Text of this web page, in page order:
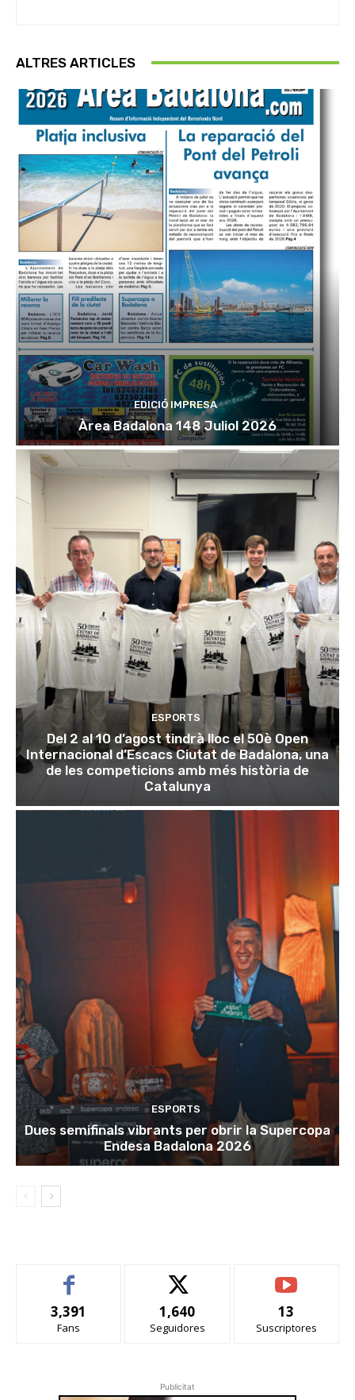
ALTRES ARTICLES
EDICIÓ IMPRESA
Àrea Badalona 148 Juliol 2026
ESPORTS
Del 2 al 10 d’agost tindrà lloc el 50è Open
Internacional d’Escacs Ciutat de Badalona, una
de les competicions amb més història de
Catalunya
ESPORTS
Dues semifinals vibrants per obrir la Supercopa
Endesa Badalona 2026
3,391
Fans
1,640
Seguidores
13
Suscriptores
Publicitat